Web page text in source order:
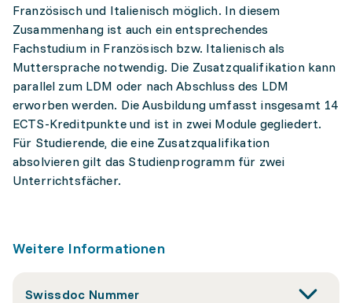
Französisch und Italienisch möglich. In diesem
Zusammenhang ist auch ein entsprechendes
Fachstudium in Französisch bzw. Italienisch als
Muttersprache notwendig. Die Zusatzqualifikation kann
parallel zum LDM oder nach Abschluss des LDM
erworben werden. Die Ausbildung umfasst insgesamt 14
ECTS-Kreditpunkte und ist in zwei Module gegliedert.
Für Studierende, die eine Zusatzqualifikation
absolvieren gilt das Studienprogramm für zwei
Unterrichtsfächer.
Weitere Informationen
Swissdoc Nummer